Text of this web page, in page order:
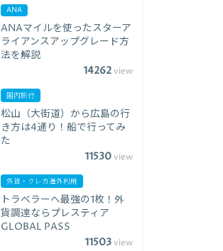
ANA
ANAマイルを使ったスターア
ライアンスアップグレード方
法を解説
14262view
国内旅行
松山（大街道）から広島の行
き方は4通り！船で行ってみ
た
11530view
外貨・クレカ海外利用
トラベラーへ最強の1枚！外
貨調達ならプレスティア
GLOBAL PASS
11503view